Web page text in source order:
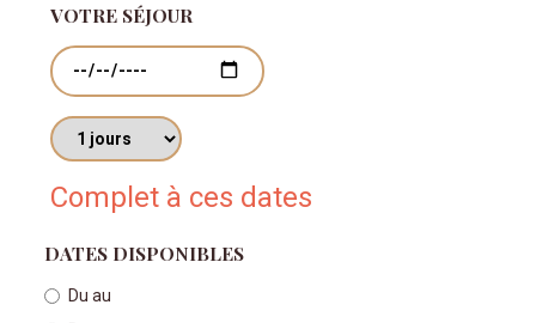
VOTRE SÉJOUR
Dates
Nombres de jours
Complet à ces dates
DATES DISPONIBLES
Duau